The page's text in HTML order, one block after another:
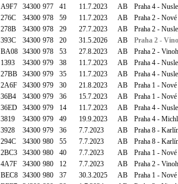
A9F7 34300 977 41 11.7.2023 AB
Praha 4 -
276C 34300 978 59 11.7.2023 AB
Praha 2 -
278B 34300 978 29 27.7.2023 AB
Praha 2 -
393C 34300 978 20 31.5.2026 AB
Praha 2 -
BA08 34300 978 53 27.8.2023 AB
Praha 2 -
1393 34300 979 38 11.7.2023 AB
Praha 4 -
27BB 34300 979 35 11.7.2023 AB
Praha 4 -
2A6F 34300 979 30 21.8.2023 AB
Praha 1 -
36B4 34300 979 36 15.7.2023 AB
Praha 1 -
36ED 34300 979 14 11.7.2023 AB
Praha 4 -
3819 34300 979 49 19.9.2023 AB
Praha 4 -
3928 34300 979 36 7.7.2023 AB
Praha 8 -
294C 34300 980 55 7.7.2023 AB
Praha 8 -
2BC3 34300 980 40 7.7.2023 AB
Praha 1 -
4A7F 34300 980 12 7.7.2023 AB
Praha 2 -
BEC8 34300 980 37 30.3.2025 AB
Praha 1 -